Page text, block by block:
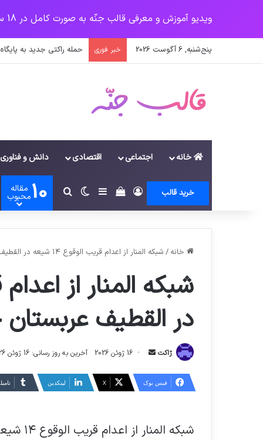
ویدیو آموزش و معرفی قالب جنّه به صورت کامل در 18 سرفصل
پنج‌شنبه, 6 آگوست 2026 خبر فوری حمله راکتی جدید به
خانه اجتماعی اقتصادی دانش و فناوری
خرید قالب وروددیدن سبد خرید
سایدبارتغییر پوسته
جستجو برای
10 مقاله
محبوب
خانه / شبکه المنار از اعدام قریب الوقوع ۱۴ شیعه در القطیف عربستان خبر داد!
در القطیف عربستان
ژاکت
ارسال 16 ژوئن 2026 آخرین به روز رسانی: 16 ژوئن 2026
فیس بوک X لینکدین
شبکه المنار از اعدام قریب الوقوع ۱۴ شیعه در القطیف عربستان خبر داد!